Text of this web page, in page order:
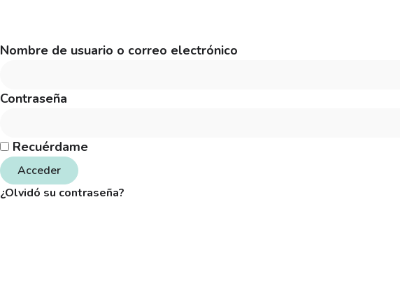
Nombre de usuario o correo electrónico
Contraseña
Recuérdame
Acceder
¿Olvidó su contraseña?